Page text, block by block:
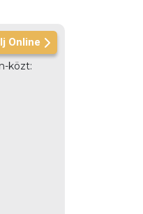
Online
közt: